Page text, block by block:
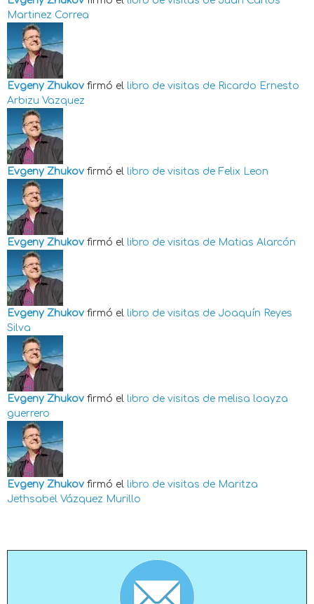
Martinez Correa
Evgeny Zhukov firmó el libro de visitas de Ricardo Ernesto
Arbizu Vazquez
Evgeny Zhukov firmó el libro de visitas de Felix Leon
Evgeny Zhukov firmó el libro de visitas de Matias Alarcón
Evgeny Zhukov firmó el libro de visitas de Joaquín Reyes
Silva
Evgeny Zhukov firmó el libro de visitas de melisa loayza
guerrero
Evgeny Zhukov firmó el libro de visitas de Maritza
Jethsabel Vázquez Murillo